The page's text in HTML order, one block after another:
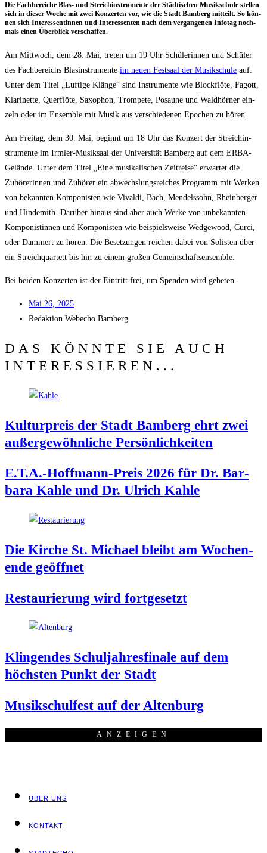
Die Fach­be­rei­che Blas- und Streich­in­stru­men­te der Städ­ti­schen Musik­schu­le stel­len
sich in die­ser Woche mit zwei Kon­zer­ten vor, wie die Stadt Bam­berg mit­teilt. So kön­
nen sich Inter­es­sen­tin­nen und Inter­es­sen­ten nach dem ver­gan­ge­nen Info­tag noch­
mals einen Über­blick verschaffen.
Am Mitt­woch, dem 28. Mai, tre­ten um 19 Uhr Schü­le­rin­nen und Schü­ler
des Fach­be­reichs Blas­in­stru­men­te im neu­en Fest­saal der Musik­schu­le auf.
Unter dem Titel „Luf­ti­ge Klän­ge“ sind Instru­men­te wie Block­flö­te, Fagott,
Kla­ri­net­te, Quer­flö­te, Saxo­phon, Trom­pe­te, Posau­ne und Wald­hör­ner ein­
zeln oder im Ensem­ble mit Musik aus ver­schie­de­nen Epo­chen zu hören.
Am Frei­tag, dem 30. Mai, beginnt um 18 Uhr das Kon­zert der Streich­in­
stru­men­te im Irm­ler-Musik­saal der Uni­ver­si­tät Bam­berg auf dem ERBA-
Gelän­de. Unter dem Titel „Eine musi­ka­li­schen Zeit­rei­se“ erwar­tet die
Zuhö­re­rin­nen und Zuhö­rer ein abwechs­lungs­rei­ches Pro­gramm mit Wer­ken
von bekann­ten Kom­po­nis­ten wie Vival­di, Bach, Men­dels­sohn, Rhein­ber­ger
und Hin­de­mith. Dar­über hin­aus sind aber auch Wer­ke von unbe­kann­ten
Kom­po­nis­tin­nen und Kom­po­nis­ten wie bei­spiels­wei­se Wed­ge­wood, Cur­ci,
oder Dam­mert zu hören. Die Beset­zun­gen rei­chen dabei von Solis­ten über
ein Streich­quar­tett bis hin zu einem gro­ßen Gemeinschaftsensemble.
Bei bei­den Kon­zer­ten ist der Ein­tritt frei, um Spen­den wird gebeten.
Mai 26, 2025
Redak­ti­on Web­echo Bamberg
DAS KÖNNTE SIE AUCH
INTERESSIEREN...
Kul­tur­preis der Stadt Bam­berg ehrt zwei
außer­ge­wöhn­li­che Persönlichkeiten
E.T.A.-Hoffmann-Preis 2026 für Dr. Bar­
ba­ra Kah­le und Dr. Ulrich Kahle
Die Kir­che St. Micha­el bleibt am Wochen­
en­de geöffnet
Restau­rie­rung wird fortgesetzt
Klin­gen­des Schul­jah­res­fi­na­le auf dem
höchs­ten Punkt der Stadt
Musik­schul­fest auf der Altenburg
ANZEI­GEN
ÜBER UNS
KON­TAKT